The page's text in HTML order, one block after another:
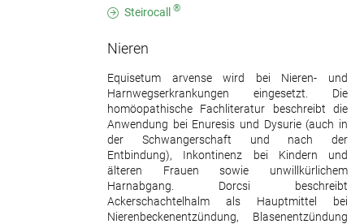
Steirocall ®
Nieren
Equisetum arvense wird bei Nieren- und
Harnwegserkrankungen eingesetzt. Die
homöopathische Fachliteratur beschreibt die
Anwendung bei Enuresis und Dysurie (auch in
der Schwangerschaft und nach der
Entbindung), Inkontinenz bei Kindern und
älteren Frauen sowie unwillkürlichem
Harnabgang. Dorcsi beschreibt
Ackerschachtelhalm als Hauptmittel bei
Nierenbeckenentzündung, Blasenentzündung